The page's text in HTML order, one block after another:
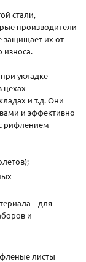
стали,
производители
защищает их от
износа.
укладке
цехах
и т.д. Они
и эффективно
рифлением
– для
и
листы